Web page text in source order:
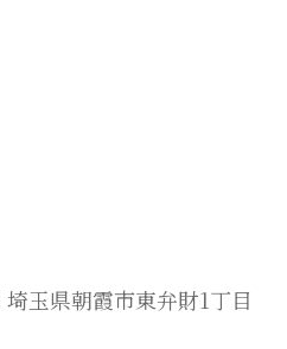
埼玉県朝霞市東弁財1丁目